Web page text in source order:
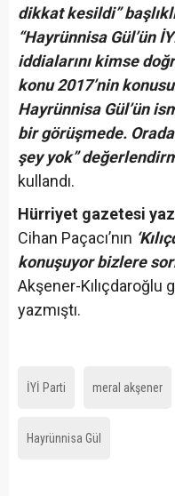
dikkat kesildi”
“Hayrünnisa Gül’ün
iddialarını kimse
konu 2017’nin
Hayrünnisa Gül’ün
bir görüşmede.
şey yok”
kullandı.
Hürriyet gazetesi
Cihan Paçacı’nın
konuşuyor bizlere
Akşener-Kılıçdaroğlu
yazmıştı.
İYİ Parti meral akşener
Hayrünnisa Gül